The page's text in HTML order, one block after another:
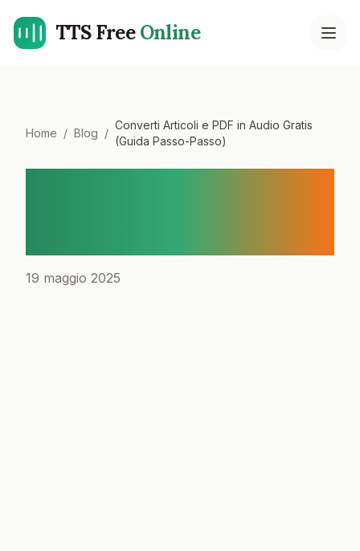
TTS FreeOnline
Home / Blog /
Converti Articoli e PDF in Audio Gratis
(Guida Passo-Passo)
19 maggio 2025